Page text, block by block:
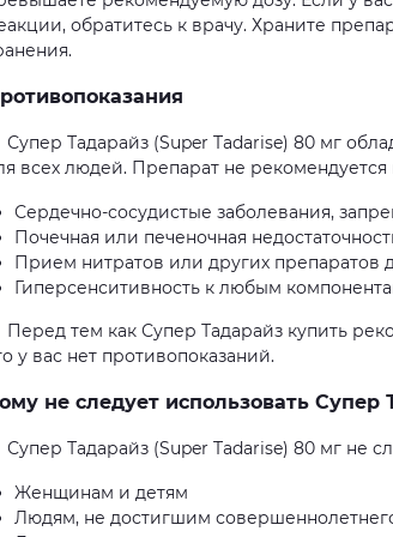
обратитесь к врачу. Храните
Супер Тадарайз (Super Tadarise) 80 мг
всех людей. Препарат не
Сердечно-сосудистые заболевания,
Почечная или печеночная
Прием нитратов или других препаратов
Гиперсенситивность к любым
Перед тем как Супер Тадарайз купить
у вас нет противопоказаний.
не следует использовать Супер
Супер Тадарайз (Super Tadarise) 80 мг не
Женщинам и детям
Людям, не достигшим